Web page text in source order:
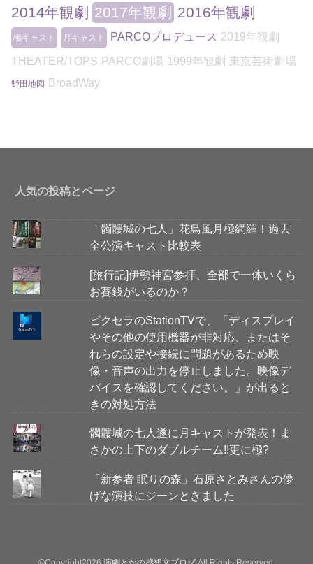
2014年観劇 2017年観劇 2016年観劇
極キャスト 月キャスト PARCOプロデュース 2019年観劇
THEATER/TOPS PARCO劇場 1999年観劇 東京芸術劇場
野田地図 BroadWay
人気の投稿とページ
「髑髏城の七人」花鳥風月極網羅！過去
全公演キャスト比較表
[旅行記]伊勢神宮参拝、全部で一体いくら
お賽銭がいるのか？
ピクセラのStationTVで、「ディスプレイ
やその他の使用機器が非対応、またはそ
れらの設定や接続に問題があるため映
像・音声の出力を停止しました。映像デ
バイスを確認してください。」が出ると
きの対処方法
髑髏城の七人遂に月キャストが発表！ま
さかの上下のダブルチーム!!更に極?
「新参者 眠りの森」石原さとみさんの儚
げな演技にジーンときました